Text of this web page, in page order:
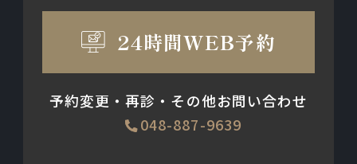
24時間WEB予約
予約変更・再診・その他お問い合わせ
048-887-9639